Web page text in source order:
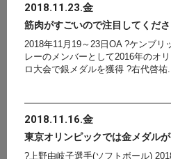
2018.11.23.金
筋肉がすごいので注目してくださ
2018年11月19～23日OA ?ケンブリ
レーのメンバーとして2016年のオ
ロ大会で銀メダルを獲得 ?右代啓祐...
2018.11.16.金
東京オリンピックでは金メダルが
?上野由岐子選手(ソフトボール)